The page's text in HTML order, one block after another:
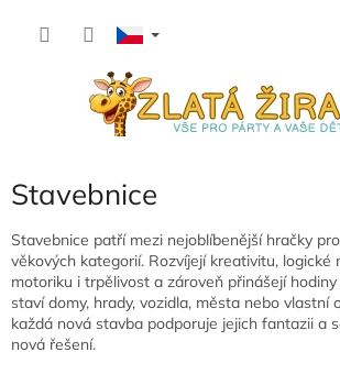
Stavebnice
Stavebnice patří mezi nejoblíbenější hračky
věkových kategorií. Rozvíjejí kreativitu, logické
motoriku i trpělivost a zároveň přinášejí
staví domy, hrady, vozidla, města nebo vlastní
každá nová stavba podporuje jejich fantazii a
nová řešení.